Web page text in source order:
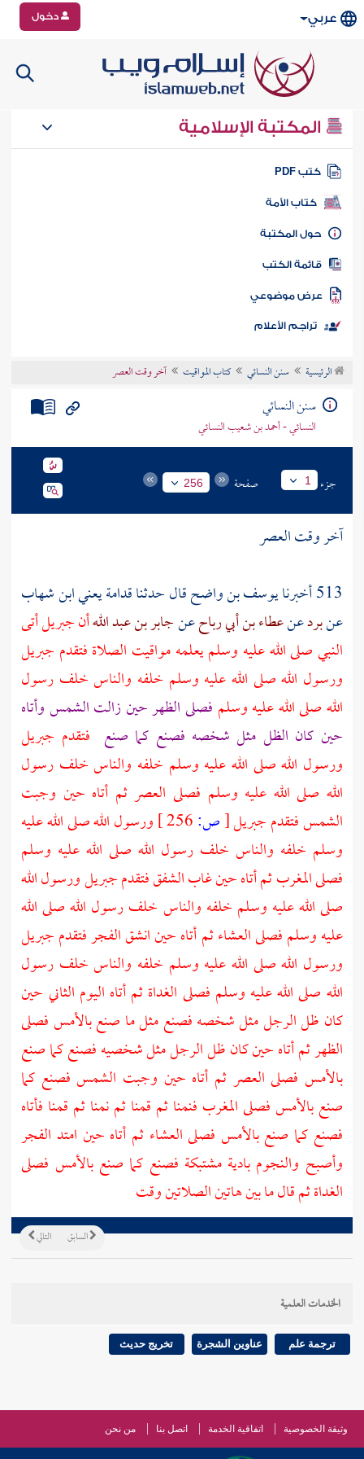
عربي دخول
المكتبة الإسلامية
كتب PDF
كتاب الأمة
المكتبة
الكتب
موضوعي
تراجم الأعلام
الرئيسية سنن النسائي كتاب المواقيت آخر وقت العصر
سنن النسائي
النسائي - أحمد بن شعيب النسائي
جزء 1 صفحة 256
آخر وقت العصر
513 أخبرنا
يوسف بن واضحقال حدثناقدامة يعني ابن شهاب
عنبردعنعطاء بن أبي رباحعنجابر بن عبد اللهأنجبريلأتى
النبي صلى الله عليه وسلم يعلمه مواقيت الصلاة فتقدم جبريل
ورسول الله صلى الله عليه وسلم خلفه والناس خلف رسول
الله صلى الله عليه وسلم فصلى الظهر حين زالت الشمس وأتاه
حين كان الظل مثل شخصه فصنع كما صنع فتقدم جبريل
ورسول الله صلى الله عليه وسلم خلفه والناس خلف رسول
الله صلى الله عليه وسلم فصلى العصر ثم أتاه حين وجبت
الشمس فتقدمجبريل[ص:
ورسول الله صلى الله عليه
وسلم خلفه والناس خلف رسول الله صلى الله عليه وسلم
فصلى المغرب ثم أتاه حين غاب الشفق فتقدمجبريلورسول الله
صلى الله عليه وسلم خلفه والناس خلف رسول الله صلى الله
عليه وسلم فصلى العشاء ثم أتاه حين انشق الفجر فتقدمجبريل
ورسول الله صلى الله عليه وسلم خلفه والناس خلف رسول
الله صلى الله عليه وسلم فصلى الغداة ثم أتاه اليوم الثاني حين
كان ظل الرجل مثل شخصه فصنع مثل ما صنع بالأمس فصلى
الظهر ثم أتاه حين كان ظل الرجل مثل شخصيه فصنع كما صنع
بالأمس فصلى العصر ثم أتاه حين وجبت الشمس فصنع كما
صنع بالأمس فصلى المغرب فنمنا ثم قمنا ثم نمنا ثم قمنا فأتاه
فصنع كما صنع بالأمس فصلى العشاء ثم أتاه حين امتد الفجر
وأصبح والنجوم بادية مشتبكة فصنع كما صنع بالأمس فصلى
الغداة ثم قال ما بين هاتين الصلاتين وقت
التالي السابق
الخدمات العلمية
ترجمة علم عناوين الشجرة تخريج حديث
وثيقة الخصوصية اتفاقية الخدمة اتصل بنا من نحن